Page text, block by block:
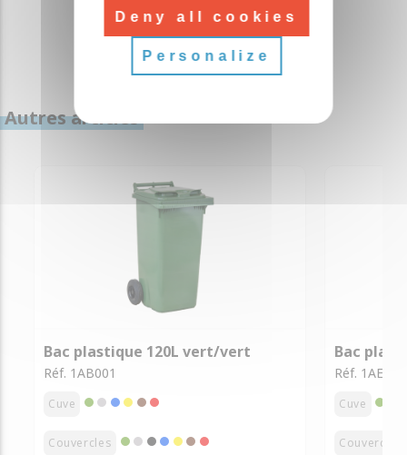
Autres articles
Bac plastique 120L vert/vert
Réf. 1AB001
Cuve
Couvercles
Bac
Réf. 1AE001
Cuve
Couvercles
Deny all cookies
Personalize